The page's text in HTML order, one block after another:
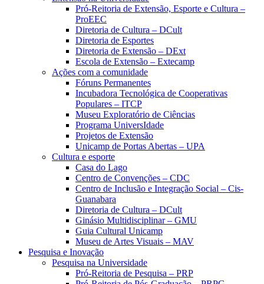
Pró-Reitoria de Extensão, Esporte e Cultura –
ProEEC
Diretoria de Cultura – DCult
Diretoria de Esportes
Diretoria de Extensão – DExt
Escola de Extensão – Extecamp
Ações com a comunidade
Fóruns Permanentes
Incubadora Tecnológica de Cooperativas
Populares – ITCP
Museu Exploratório de Ciências
Programa UniversIdade
Projetos de Extensão
Unicamp de Portas Abertas – UPA
Cultura e esporte
Casa do Lago
Centro de Convenções – CDC
Centro de Inclusão e Integração Social – Cis-
Guanabara
Diretoria de Cultura – DCult
Ginásio Multidisciplinar – GMU
Guia Cultural Unicamp
Museu de Artes Visuais – MAV
Pesquisa e Inovação
Pesquisa na Universidade
Pró-Reitoria de Pesquisa – PRP